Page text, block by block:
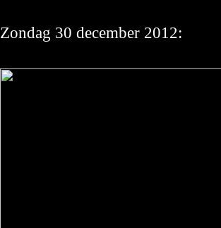
Zondag 30 december 2012: